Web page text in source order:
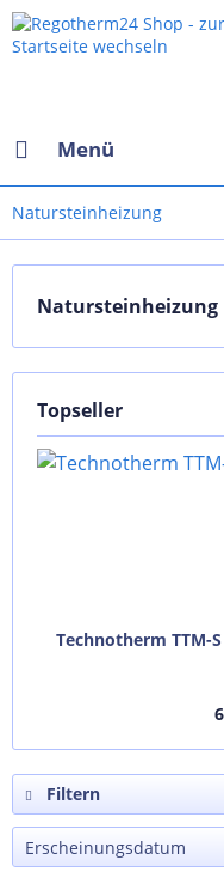
Menü
Natursteinheizung
Natursteinheizung
Topseller
Technotherm TTM-
Filtern